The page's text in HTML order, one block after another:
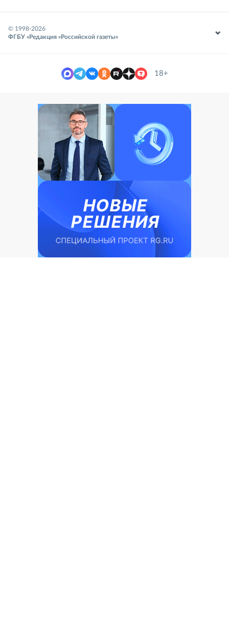
© 1998-2026
ФГБУ «Редакция «Российской газеты»
18+